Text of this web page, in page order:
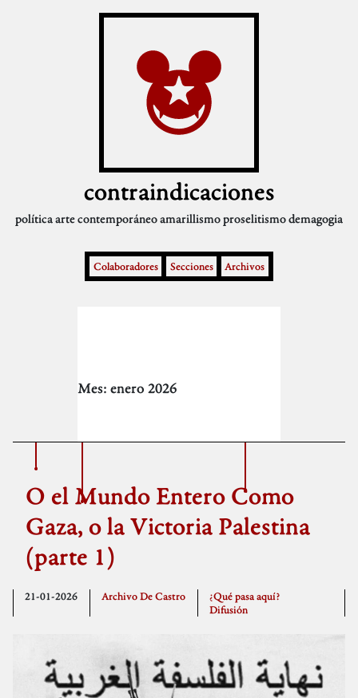
contraindicaciones
políticaarte contemporáneoamarillismoproselitismodemagogia
Colaboradores Secciones Archivos
Mes: enero 2026
O el Mundo Entero Como
Gaza, o la Victoria Palestina
(parte 1)
21-01-2026 Archivo De Castro
¿Qué pasa aquí?
Difusión